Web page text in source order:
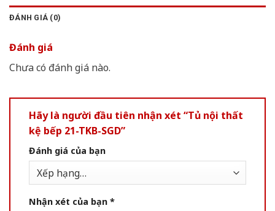
ĐÁNH GIÁ (0)
Đánh giá
Chưa có đánh giá nào.
Hãy là người đầu tiên nhận xét “Tủ nội thất
kệ bếp 21-TKB-SGD”
Đánh giá của bạn
Nhận xét của bạn *